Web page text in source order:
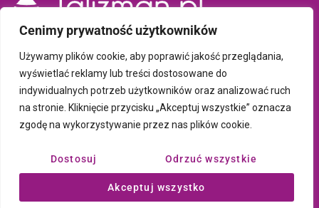
Cenimy prywatność użytkowników
Używamy plików cookie, aby poprawić jakość przeglądania,
wyświetlać reklamy lub treści dostosowane do
indywidualnych potrzeb użytkowników oraz analizować ruch
na stronie. Kliknięcie przycisku „Akceptuj wszystkie” oznacza
zgodę na wykorzystywanie przez nas plików cookie.
Dostosuj Odrzuć wszystkie
Akceptuj wszystko
Sklep Talizman
Polityka prywatności i plików cookie
Wykonanie: ComputerSoft